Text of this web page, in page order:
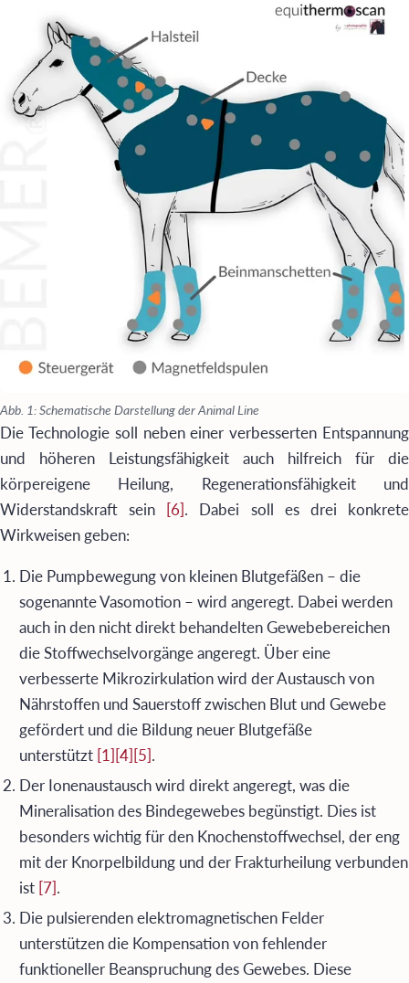
Abb. 1: Schematische Darstellung der Animal Line
Die Technologie soll neben einer verbesserten Entspannung
und höheren Leistungsfähigkeit auch hilfreich für die
körpereigene Heilung, Regenerationsfähigkeit und
Widerstandskraft sein [6]. Dabei soll es drei konkrete
Wirkweisen geben:
Die Pumpbewegung von kleinen Blutgefäßen – die
sogenannte Vasomotion – wird angeregt. Dabei werden
auch in den nicht direkt behandelten Gewebebereichen
die Stoffwechselvorgänge angeregt. Über eine
verbesserte Mikrozirkulation wird der Austausch von
Nährstoffen und Sauerstoff zwischen Blut und Gewebe
gefördert und die Bildung neuer Blutgefäße
unterstützt [1][4][5].
Der Ionenaustausch wird direkt angeregt, was die
Mineralisation des Bindegewebes begünstigt. Dies ist
besonders wichtig für den Knochenstoffwechsel, der eng
mit der Knorpelbildung und der Frakturheilung verbunden
ist [7].
Die pulsierenden elektromagnetischen Felder
unterstützen die Kompensation von fehlender
funktioneller Beanspruchung des Gewebes. Diese